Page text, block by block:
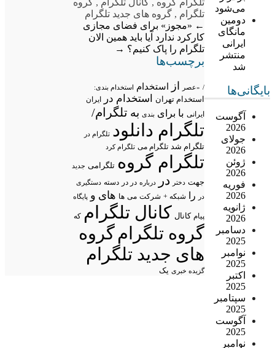
می‌شود
دومین
مانگای
ایرانی
منتشر
شد
بایگانی‌ها
آگوست
2026
جولای
2026
ژوئن
2026
فوریه
2026
ژانویه
2026
دسامبر
2025
نوامبر
2025
اکتبر
2025
سپتامبر
2025
آگوست
2025
نوامبر
تلگرام , گروه های جدید تلگرام
← «مجوز» برای فضای مجازی
کارکرد ندارد آیا باید همین الان
تلگرام را پاک کنیم؟ →
برچسب‌ها
/ «عصر از استخدام استخدام بندی:
استخدام تهران استخدام در ایران
ایرانی با برای بندی به تلگرام/
تلگرام دانلود تلگرام در
تلگرام شد تلگرام می تلگرام کرد
تلگرام گروه تلگرامی جدید
جهت دختر در درباره در در دسته دستگیری
در
را شبکه + شرکت می ها های و پایگاه
پیام کانال کانال تلگرام که
گروه تلگرامگروه
های جدید تلگرام
گزیده خبری یک